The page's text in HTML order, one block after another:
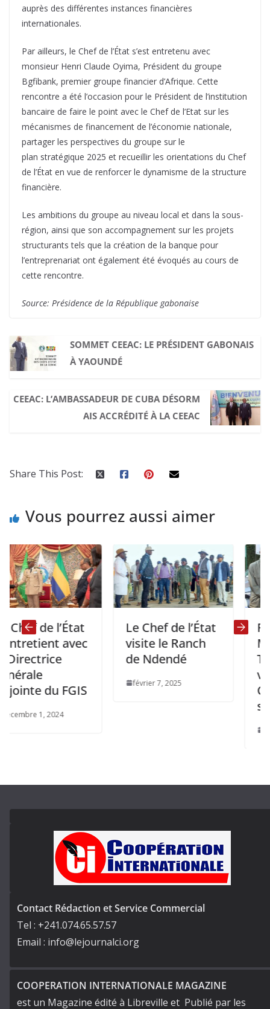
auprès des différentes instances financières
internationales.
Par ailleurs, le Chef de l’État s’est entretenu avec
monsieur Henri Claude Oyima, Président du groupe
Bgfibank, premier groupe financier d’Afrique. Cette
rencontre a été l’occasion pour le Président de l’institution
bancaire de faire le point avec le Chef de l’Etat sur les
mécanismes de financement de l’économie nationale,
partager les perspectives du groupe sur le
plan stratégique 2025 et recueillir les orientations du Chef
de l’État en vue de renforcer le dynamisme de la structure
financière.
Les ambitions du groupe au niveau local et dans la sous-
région, ainsi que son accompagnement sur les projets
structurants tels que la création de la banque pour
l’entreprenariat ont également été évoqués au cours de
cette rencontre.
Source: Présidence de la République gabonaise
SOMMET CEEAC: LE PRÉSIDENT GABONAIS
À YAOUNDÉ
CEEAC: L’AMBASSADEUR DE CUBA DÉSORM
AIS ACCRÉDITÉ À LA CEEAC
Share This Post:
Vous pourrez aussi aimer
de l’État
avec
du FGIS
1, 2024
Le Chef de l’État
visite le Ranch
de Ndendé
février 7, 2025
visite
société
février 1,
Contact Rédaction et Service Commercial
Tel : +241.074.65.57.57
Email : info@lejournalci.org
COOPERATION INTERNATIONALE MAGAZINE
est un Magazine édité à Libreville et Publié par les